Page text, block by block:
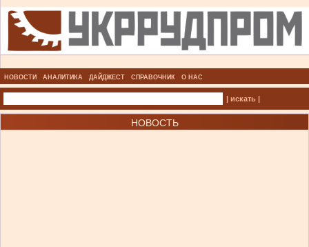
НОВОСТИ АНАЛИТИКА ДАЙДЖЕСТ СПРАВОЧНИК О НАС
| искать |
НОВОСТЬ